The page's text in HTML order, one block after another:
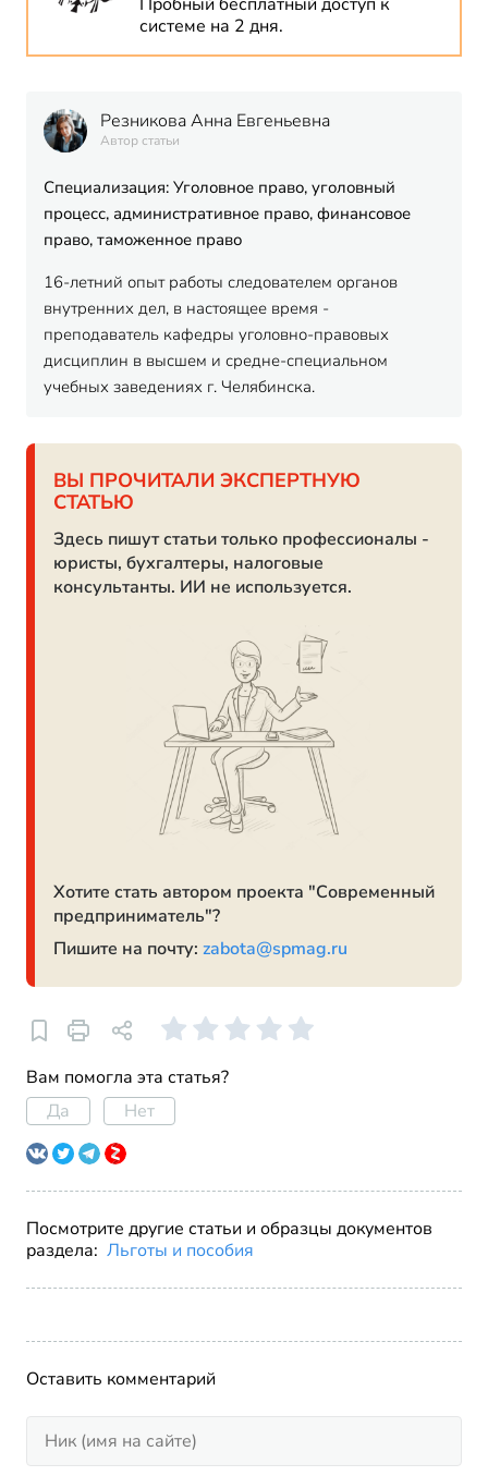
системе на 2 дня.
Резникова Анна Евгеньевна
Автор статьи
Специализация: Уголовное право, уголовный
процесс, административное право, финансовое
право, таможенное право
16-летний опыт работы следователем органов
внутренних дел, в настоящее время -
преподаватель кафедры уголовно-правовых
дисциплин в высшем и средне-специальном
учебных заведениях г. Челябинска.
ВЫ ПРОЧИТАЛИ ЭКСПЕРТНУЮ
СТАТЬЮ
Здесь пишут статьи только профессионалы -
юристы, бухгалтеры, налоговые
консультанты. ИИ не используется.
Хотите стать автором проекта "Современный
предприниматель"?
Пишите на почту: zabota@spmag.ru
Вам помогла эта статья?
Да
Нет
Посмотрите другие статьи и образцы документов
раздела: Льготы и пособия
Оставить комментарий